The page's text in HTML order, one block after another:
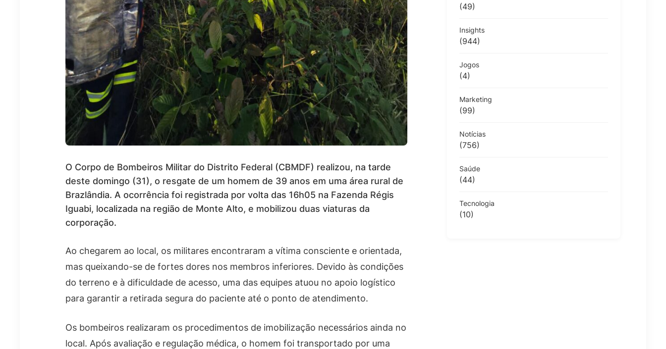
O Corpo de Bombeiros Militar do Distrito Federal (CBMDF) realizou, na tarde
deste domingo (31), o resgate de um homem de 39 anos em uma área rural de
Brazlândia. A ocorrência foi registrada por volta das 16h05 na Fazenda Régis
Iguabi, localizada na região de Monte Alto, e mobilizou duas viaturas da
corporação.
Ao chegarem ao local, os militares encontraram a vítima consciente e orientada,
mas queixando-se de fortes dores nos membros inferiores. Devido às condições
do terreno e à dificuldade de acesso, uma das equipes atuou no apoio logístico
para garantir a retirada segura do paciente até o ponto de atendimento.
Os bombeiros realizaram os procedimentos de imobilização necessários ainda no
local. Após avaliação e regulação médica, o homem foi transportado por uma
(49)
Insights
(944)
Jogos
(4)
Marketing
(99)
Notícias
(756)
Saúde
(44)
Tecnologia
(10)